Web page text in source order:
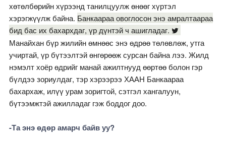
хөтөлбөрийн хүрээнд танилцуулж өнөөг хүртэл
хэрэгжүүлж байна. Банкаараа овоглосон энэ амралтаараа
бид бас их бахархдаг, үр дүнтэй ч ашигладаг.
Манайхан бүр жилийн өмнөөс энэ өдрөө төлөвлөж, утга
учиртай, үр бүтээлтэй өнгөрөөж сурсан байна лээ. Жилд
нэмэлт хоёр өдрийг манай ажилтнууд өөртөө болон гэр
бүлдээ зориулдаг, тэр хэрээрээ ХААН Банкаараа
бахархаж, илүү урам зоригтой, сэтгэл хангалуун,
бүтээмжтэй ажилладаг гэж боддог доо.
-Та энэ өдөр амарч байв уу?